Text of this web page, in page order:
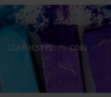
CLASSICSTYL > COIN